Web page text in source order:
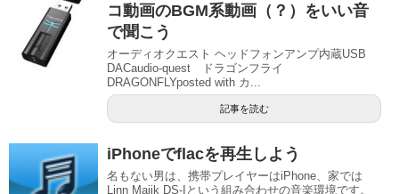
コ動画のBGM系動画（？）をいい音
で聞こう
オーディオクエスト ヘッドフォンアンプ内蔵USB
DACaudio-quest ドラゴンフライ
DRAGONFLYposted with カ...
記事を読む
iPhoneでflacを再生しよう
名もない男は、携帯プレイヤーはiPhone、家では
Linn Majik DS-Iという組み合わせの音楽環境です。